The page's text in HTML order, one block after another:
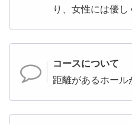
り、女性には優し
コースについて
距離があるホール